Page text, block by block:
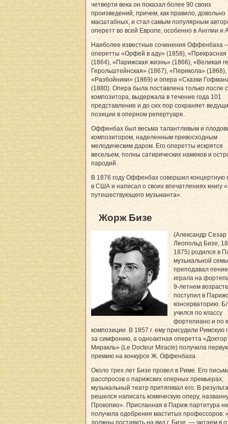
четверти века он показал более 90 своих
произведений, причем, как правило, довольно
масштабных, и стал самым популярным
оперетт во всей Европе, особенно в Англии и
Наиболее известные сочинения Оффенбаха
оперетты «Орфей в аду» (1858),
(1864), «Парижская жизнь» (1866), «Великая
Герольштейнская» (1867), «Перикола» (1868),
«Разбойники» (1869) и опера «Сказки
(1880). Опера была поставлена только после
композитора, выдержала в течение года 101
представление и до сих пор сохраняет
позиции в оперном репертуаре.
Оффенбах был весьма талантливым и
композитором, наделенным превосходным
мелодическим даром. Его оперетты искрятся
весельем, полны сатирических намеков и
пародий.
В 1876 году Оффенбах совершил концертную
в США и написал о своих впечатлениях книгу
путешествующего музыканта».
Жорж Бизе
(Александр Сезар
Леопольд Бизе,
1875) родился в
музыкальной
преподавал
играла на
9-летнем возрасте
поступил в
консерваторию.
учился по классу
фортепиано и по
композиции. В 1857 г. ему присудили Римскую
за симфонию, а одноактная оперетта «Доктор
Миракль» (Le Docteur Miracle) получила
премию на конкурсе Ж. Оффенбаха.
Около трех лет Бизе провел в Риме. Его
расспросов о парижских оперных премьерах,
музыкальный театр притягивал его. В
решился написать комическую оперу,
Прокопио». Присланная в Париж партитура не
получила одобрения маститых профессоров:
должны поставить на вид г. Бизе, — читаем в